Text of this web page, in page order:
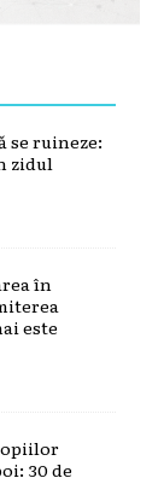
se ruineze:
zidul
în
este
30 de